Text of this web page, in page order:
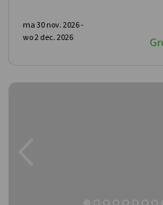
ma 30 nov. 2026 -
wo 2 dec. 2026